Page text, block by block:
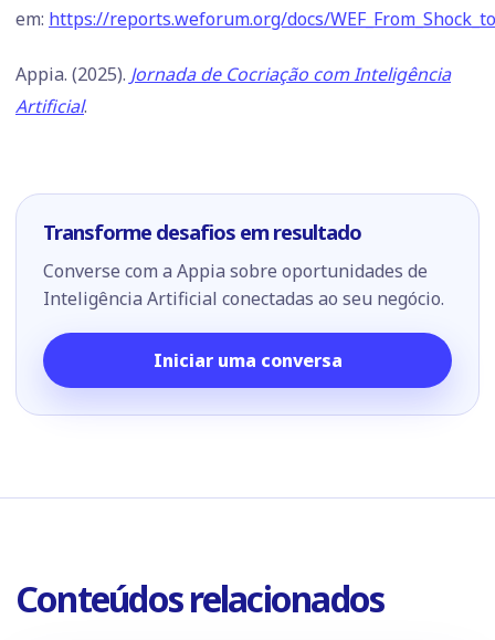
em: https://reports.weforum.org/docs/
Appia. (2025). Jornada de Cocriação com Inteligência
Artificial.
Transforme desafios em resultado
Converse com a Appia sobre oportunidades de
Inteligência Artificial conectadas ao seu negócio.
Iniciar uma conversa
Conteúdos relacionados